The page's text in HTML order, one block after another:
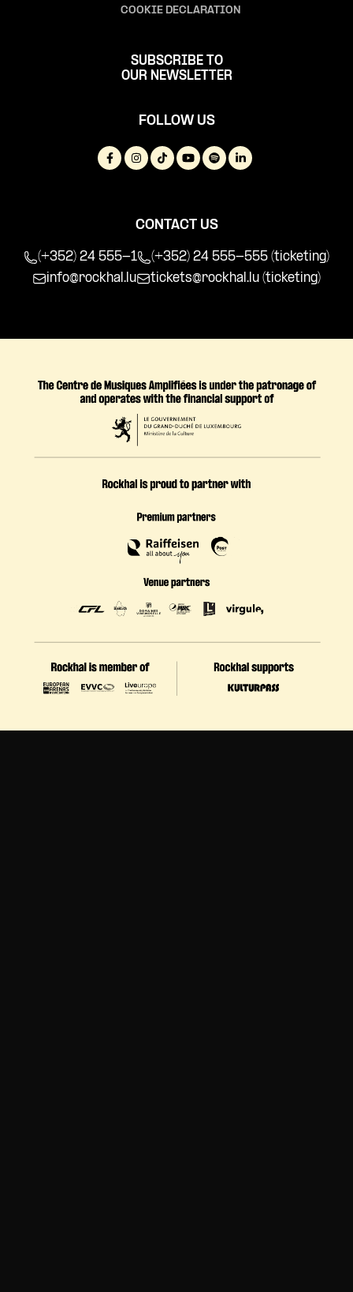
COOKIE DECLARATION
SUBSCRIBE TO
OUR NEWSLETTER
FOLLOW US
CONTACT US
(+352) 24 555-1
(+352) 24 555-555 (ticketing)
info@rockhal.lu
tickets@rockhal.lu (ticketing)